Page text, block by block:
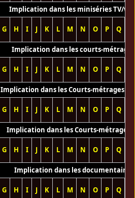
Implication dans les miniséries TV/
G H I J K L M N O P Q
Implication dans les courts-métrages
G H I J K L M N O P Q
Implication dans les Courts-métrages
G H I J K L M N O P Q
Implication dans les Courts-métrages
G H I J K L M N O P Q
Implication dans les documentaires
G H I J K L M N O P Q